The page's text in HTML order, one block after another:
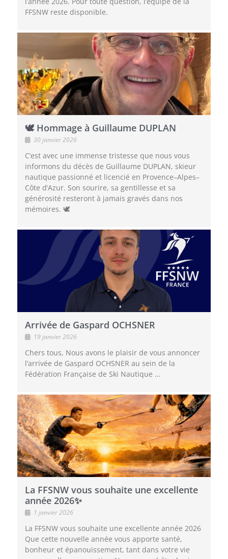
FFSNW reste disponible.
🕊 Hommage à Guillaume DUPLAN
30 janvier 2026
C’est avec une immense tristesse que nous vous
informons du décès de Guillaume DUPLAN, skieur
nautique passionné et licencié en Provence–Alpes–
Côte d’Azur. Son sourire, sa gentillesse et sa
générosité resteront à jamais gravés dans nos
mémoires. 🕊️
Arrivée de Gaspard OCHSNER
19 janvier 2026
Chers tous, Nous avons le plaisir de vous annoncer
l’arrivée de Gaspard OCHSNER au sein de la
Fédération Française de Ski Nautique …
La FFSNW vous souhaite une excellente
année 2026✨
1 janvier 2026
La FFSNW vous souhaite une excellente année 2026
Que cette nouvelle année vous apporte santé,
bonheur et épanouissement, tant dans votre vie